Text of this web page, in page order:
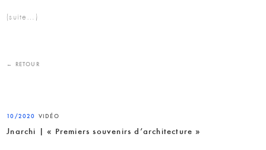
(suite…)
← RETOUR
10/2020 VIDÉO
Jnarchi | « Premiers souvenirs d’architecture »